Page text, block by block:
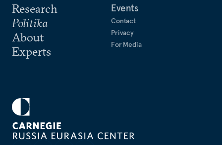
Research
Politika
About
Experts
Events
Contact
Privacy
For Media